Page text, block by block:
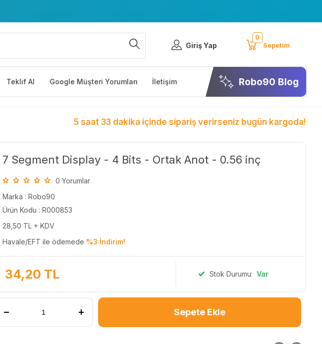
Giriş Yap
0
Sepetim
Teklif Al Google Müşteri Yorumları İletişim Robo90 Blog
5 saat 33 dakika içinde sipariş verirseniz bugün kargoda!
7 Segment Display - 4 Bits - Ortak Anot - 0.56 inç
0 Yorumlar
Marka : Robo90
Ürün Kodu : R000853
28,50 TL + KDV
Havale/EFT ile ödemede %3 İndirim!
34,20 TL Stok Durumu:Var
Sepete Ekle